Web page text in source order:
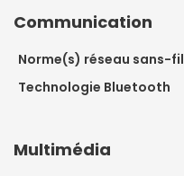
Communication
Norme(s) réseau sans-fil
Technologie Bluetooth
Multimédia